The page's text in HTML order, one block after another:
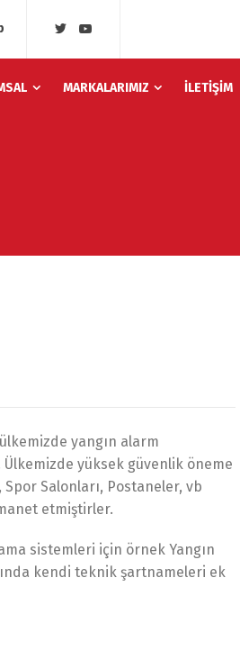
MARKALARIMIZ İLETİŞİM
yangın alarm
yüksek güvenlik öneme
Salonları, Postaneler, vb
etmiştirler.
sistemleri için örnek Yangın
kendi teknik şartnameleri ek